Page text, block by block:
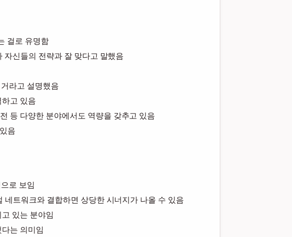
걸로 유명함
자신들의 전략과 잘 맞다고 말했음
라고 설명했음
고 있음
등 다양한 분야에서도 역량을 갖추고 있음
음
로 보임
트워크와 결합하면 상당한 시너지가 나올 수 있음
있는 분야임
는 의미임